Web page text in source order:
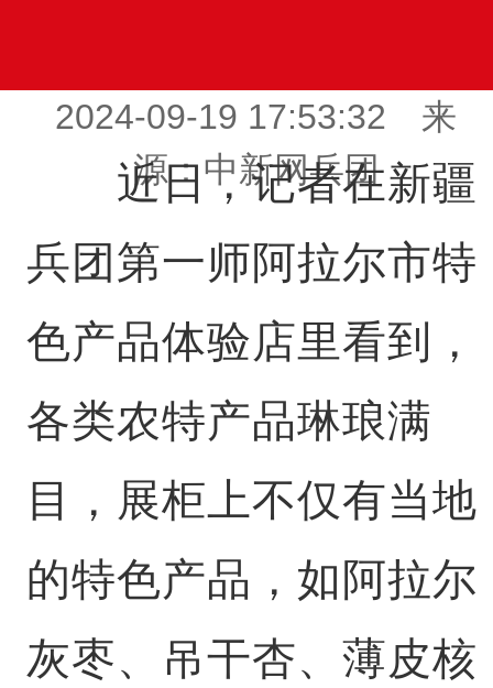
2024-09-19 17:53:32 来
源：中新网兵团
近日，记者在新疆
兵团第一师阿拉尔市特
色产品体验店里看到，
各类农特产品琳琅满
目，展柜上不仅有当地
的特色产品，如阿拉尔
灰枣、吊干杏、薄皮核